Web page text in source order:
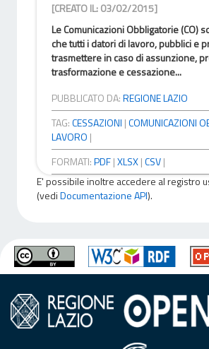
[CREATO IL: 03/02/2015]
Le Comunicazioni Obbligatorie (CO)
che tutti i datori di lavoro, pubblici e
trasmettere in caso di assunzione,
trasformazione e cessazione...
PUBBLICATO DA:REGIONE LAZIO
TAG:CESSAZIONI |COMUNICAZIONI
LAVORO |
FORMATI:PDF|XLSX|CSV|
E' possibile inoltre accedere al registro
(vediDocumentazione API).